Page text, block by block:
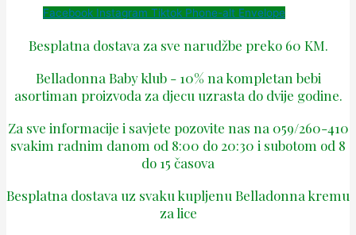
Facebook Instagram Tiktok Phone-alt Envelope
Besplatna dostava za sve narudžbe preko 60 KM.
Belladonna Baby klub - 10% na kompletan bebi
asortiman proizvoda za djecu uzrasta do dvije godine.
Za sve informacije i savjete pozovite nas na 059/260-410
svakim radnim danom od 8:00 do 20:30 i subotom od 8
do 15 časova
Besplatna dostava uz svaku kupljenu Belladonna kremu
za lice